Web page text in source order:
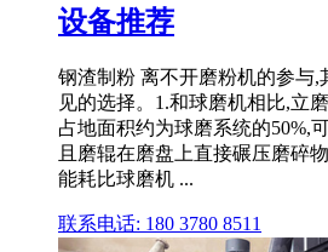
设备推荐
钢渣制粉 离不开磨粉机的参与,
见的选择。1.和球磨机相比,立
占地面积约为球磨系统的50%,
且磨辊在磨盘上直接碾压磨碎
能耗比球磨机 ...
联系电话: 180 3780 8511